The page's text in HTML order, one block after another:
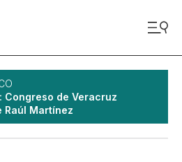
Congreso de Veracruz
Raúl Martínez